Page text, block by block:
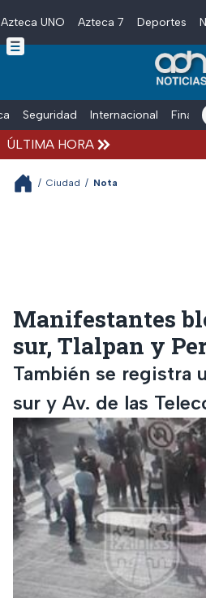
Skip to main content
Azteca UNO Azteca 7 Deportes
Seguridad Internacional
ÚLTIMA HORA
/ Ciudad / Nota
Manifestantes
sur, Tlalpan y
También se registra
sur y Av. de las